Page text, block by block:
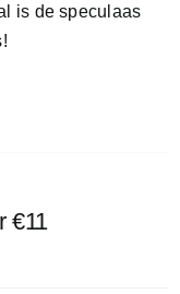
is de speculaas
€11